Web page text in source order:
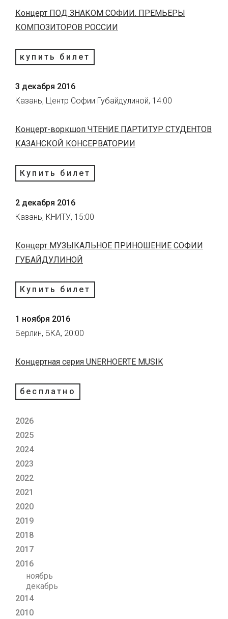
Концерт ПОД ЗНАКОМ СОФИИ. ПРЕМЬЕРЫ
КОМПОЗИТОРОВ РОССИИ
купить билет
3 декабря 2016
Казань, Центр Софии Губайдулиной, 14:00
Концерт-воркшоп ЧТЕНИЕ ПАРТИТУР СТУДЕНТОВ
КАЗАНСКОЙ КОНСЕРВАТОРИИ
Купить билет
2 декабря 2016
Казань, КНИТУ, 15:00
Концерт МУЗЫКАЛЬНОЕ ПРИНОШЕНИЕ СОФИИ
ГУБАЙДУЛИНОЙ
Купить билет
1 ноября 2016
Берлин, БКА, 20:00
Концертная серия UNERHOERTE MUSIK
бесплатно
2026
2025
2024
2023
2022
2021
2020
2019
2018
2017
2016
ноябрь
декабрь
2014
2010